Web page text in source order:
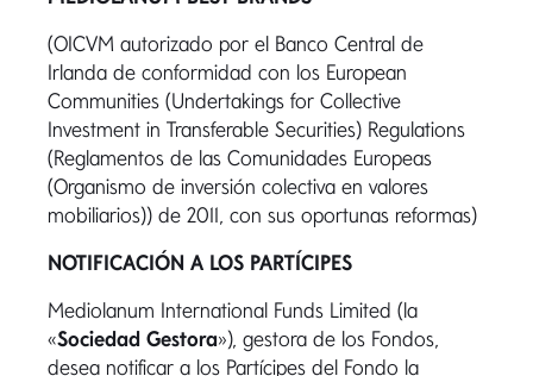
(OICVM autorizado por el Banco Central de
Irlanda de conformidad con los European
Communities (Undertakings for Collective
Investment in Transferable Securities) Regulations
(Reglamentos de las Comunidades Europeas
(Organismo de inversión colectiva en valores
mobiliarios)) de 2011, con sus oportunas reformas)
NOTIFICACIÓN A LOS PARTÍCIPES
Mediolanum International Funds Limited (la
«Sociedad Gestora»), gestora de los Fondos,
desea notificar a los Partícipes del Fondo la